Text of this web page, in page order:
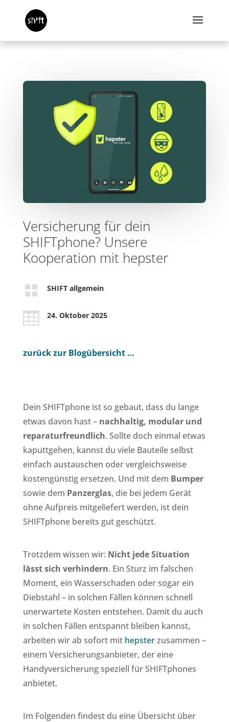
Versicherung für dein
SHIFTphone? Unsere
Kooperation mit hepster
 SHIFT allgemein
 24. Oktober 2025
zurück zur Blogübersicht …
Dein SHIFTphone ist so gebaut, dass du lange
etwas davon hast – nachhaltig, modular und
reparaturfreundlich. Sollte doch einmal etwas
kaputtgehen, kannst du viele Bauteile selbst
einfach austauschen oder vergleichsweise
kostengünstig ersetzen. Und mit dem Bumper
sowie dem Panzerglas, die bei jedem Gerät
ohne Aufpreis mitgeliefert werden, ist dein
SHIFTphone bereits gut geschützt.
Trotzdem wissen wir: Nicht jede Situation
lässt sich verhindern. Ein Sturz im falschen
Moment, ein Wasserschaden oder sogar ein
Diebstahl – in solchen Fällen können schnell
unerwartete Kosten entstehen. Damit du auch
in solchen Fällen entspannt bleiben kannst,
arbeiten wir ab sofort mit hepsterzusammen –
einem Versicherungsanbieter, der eine
Handyversicherung speziell für SHIFTphones
anbietet.
Im Folgenden findest du eine Übersicht über